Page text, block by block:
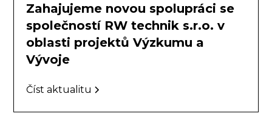
Zahajujeme novou spolupráci se
společností RW technik s.r.o. v
oblasti projektů Výzkumu a
Vývoje
Číst aktualitu